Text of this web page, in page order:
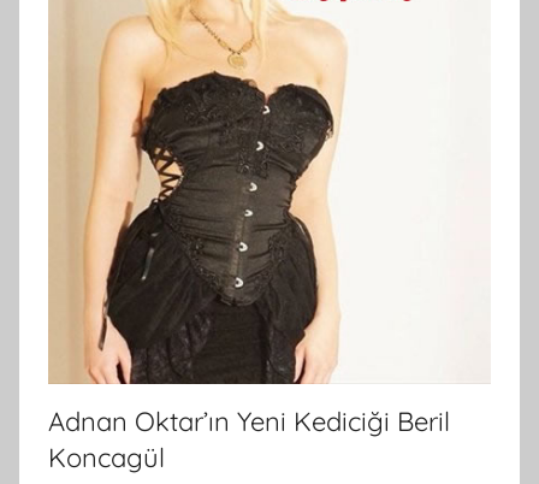
Adnan Oktar’ın Yeni Kediciği Beril
Koncagül